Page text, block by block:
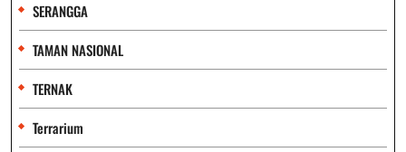
SERANGGA
TAMAN NASIONAL
TERNAK
Terrarium